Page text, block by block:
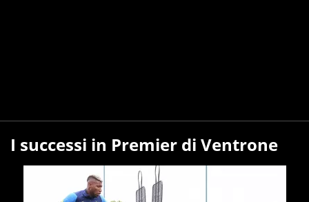
I successi in Premier di Ventrone